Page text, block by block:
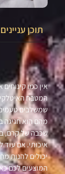
תוכן עניינים
אין כמו
המטבח האיטלקי
שמשלבים
מהם הוא חגיגה
שכבה של קרם,
איכותי. אם עוד
יכולים להנות
המוצעים לכם